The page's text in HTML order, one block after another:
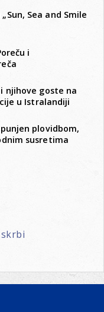
Sea and Smile
i
njihove goste na
u Istralandiji
plovidbom,
susretima